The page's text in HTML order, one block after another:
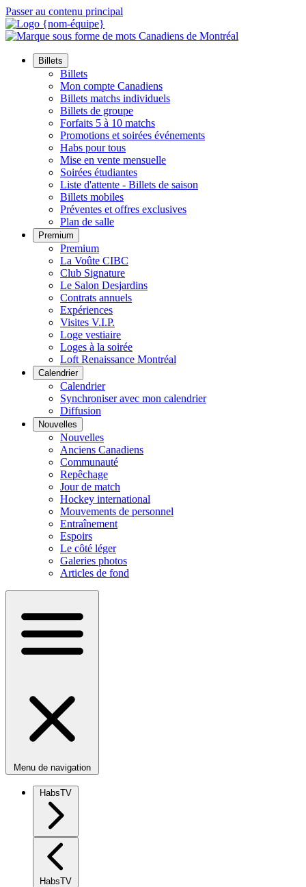
Passer au contenu principal
Billets
Billets
Mon compte Canadiens
Billets matchs individuels
Billets de groupe
Forfaits 5 à 10 matchs
Promotions et soirées événements
Habs pour tous
Mise en vente mensuelle
Soirées étudiantes
Liste d'attente - Billets de saison
Billets mobiles
Préventes et offres exclusives
Plan de salle
Premium
Premium
La Voûte CIBC
Club Signature
Le Salon Desjardins
Contrats annuels
Expériences
Visites V.I.P.
Loge vestiaire
Loges à la soirée
Loft Renaissance Montréal
Calendrier
Calendrier
Synchroniser avec mon calendrier
Diffusion
Nouvelles
Nouvelles
Anciens Canadiens
Communauté
Repêchage
Jour de match
Hockey international
Mouvements de personnel
Entraînement
Espoirs
Le côté léger
Galeries photos
Articles de fond
Menu de navigation
HabsTV
HabsTV